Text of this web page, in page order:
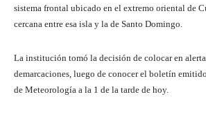
sistema frontal ubicado en el extremo oriental de
cercana entre esa isla y la de Santo Domingo.
La institución tomó la decisión de colocar en
demarcaciones, luego de conocer el boletín
de Meteorología a la 1 de la tarde de hoy.